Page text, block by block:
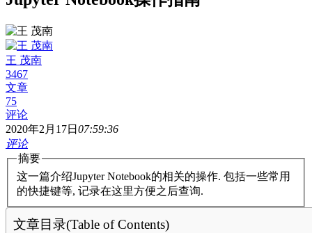
王 茂南
3467
文章
75
评论
2020年2月17日 07:59:36
评论
摘要
这一篇介绍Jupyter Notebook的相关的操作. 包括一些常用
的快捷键等, 记录在这里方便之后查询.
文章目录(Table of Contents)